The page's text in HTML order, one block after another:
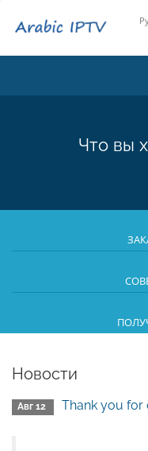
Что вы
Новости
Авг 12 Thank you for